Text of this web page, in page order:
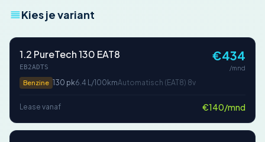
Kies je variant
1.2 PureTech 130 EAT8
EB2ADTS
Benzine 130 pk6.4 L/100kmAutomatisch (EAT8) 8v
€434
/mnd
Lease vanaf €140/mnd